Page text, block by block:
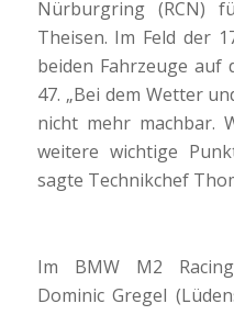
Nürburgring (RCN)
Theisen. Im Feld der
beiden Fahrzeuge auf
47. „Bei dem Wetter
nicht mehr machbar.
weitere wichtige
sagte Technikchef
Im BMW M2
Dominic Gregel